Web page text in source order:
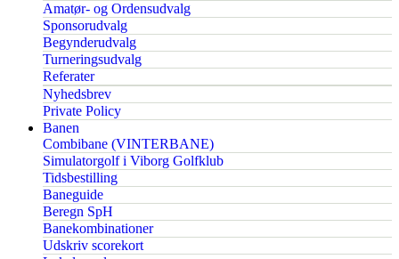
Amatør- og Ordensudvalg
Sponsorudvalg
Begynderudvalg
Turneringsudvalg
Referater
Nyhedsbrev
Private Policy
Banen
Combibane (VINTERBANE)
Simulatorgolf i Viborg Golfklub
Tidsbestilling
Baneguide
Beregn SpH
Banekombinationer
Udskriv scorekort